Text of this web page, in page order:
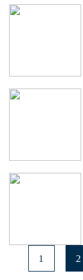
1 2